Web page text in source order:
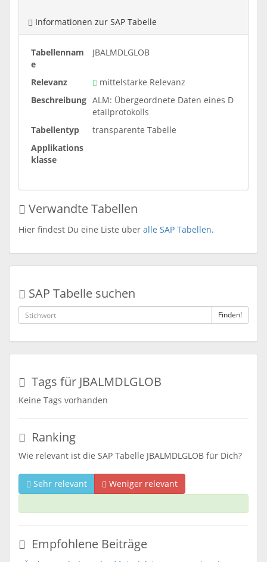
Informationen zur SAP Tabelle
Tabellennam
e
JBALMDLGLOB
Relevanz
mittelstarke Relevanz
Beschreibung ALM: Übergeordnete Daten eines D
etailprotokolls
Tabellentyp
transparente Tabelle
Applikations
klasse
Verwandte Tabellen
Hier findest Du eine Liste über alle SAP Tabellen.
SAP Tabelle suchen
Finden!
Tags für JBALMDLGLOB
Keine Tags vorhanden
Ranking
Wie relevant ist die SAP Tabelle JBALMDLGLOB für Dich?
Sehr relevant Weniger relevant
Empfohlene Beiträge